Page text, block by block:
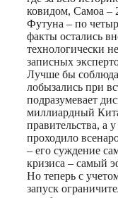
ковидом, Самоа –
Футуна – по
факты остались
технологически
записных
Лучше бы
лобызались при
подразумевает
миллиардный
правительства, а
проходило
– его суждение
кризиса – самый
Но теперь с
запуск